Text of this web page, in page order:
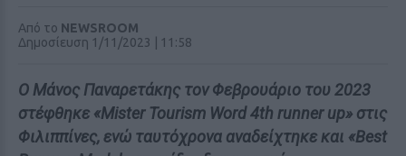
Από το NEWSROOM
Δημοσίευση 1/11/2023 | 11:58
Ο Μάνος Παναρετάκης τον Φεβρουάριο του 2023
στέφθηκε «Μister Tourism Word 4th runner up» στις
Φιλιππίνες, ενώ ταυτόχρονα αναδείχτηκε και «Best